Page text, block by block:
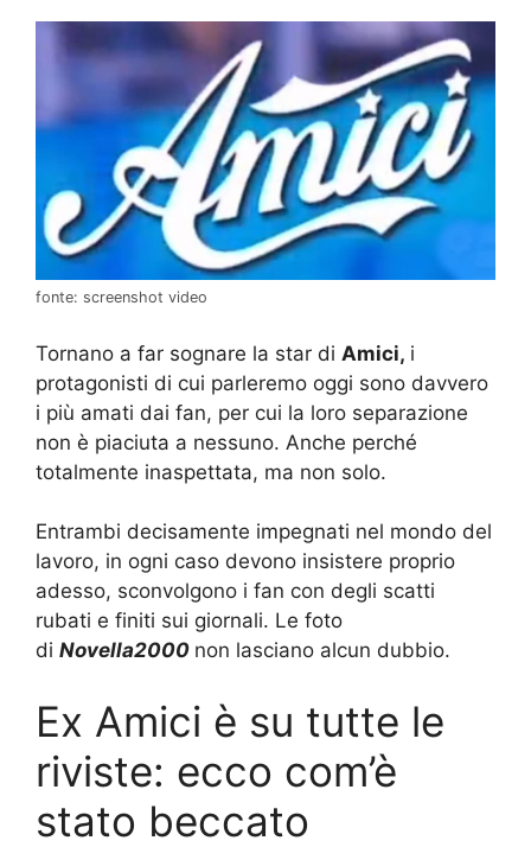
fonte: screenshot video
Tornano a far sognare la star di Amici, i
protagonisti di cui parleremo oggi sono davvero
i più amati dai fan, per cui la loro separazione
non è piaciuta a nessuno. Anche perché
totalmente inaspettata, ma non solo.
Entrambi decisamente impegnati nel mondo del
lavoro, in ogni caso devono insistere proprio
adesso, sconvolgono i fan con degli scatti
rubati e finiti sui giornali. Le foto
di Novella2000 non lasciano alcun dubbio.
Ex Amici è su tutte le
riviste: ecco com’è
stato beccato